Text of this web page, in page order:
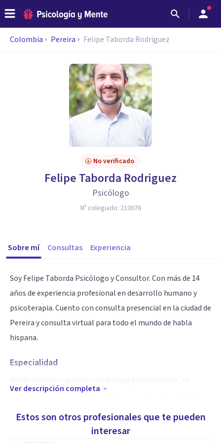
Colombia Pereira Felipe Taborda Rodriguez
No verificado
Felipe Taborda Rodriguez
Psicólogo
Nº colegiado: 210076
Sobre mí Consultas Experiencia
Soy Felipe Taborda Psicólogo y Consultor. Con más de 14
años de experiencia profesional en desarrollo humano y
psicoterapia. Cuento con consulta presencial en la ciudad de
Pereira y consulta virtual para todo el mundo de habla
hispana.
Especialidad
acompaño en procesos de gestión emocional, ansiedad,
Ver descripción completa
Estos son otros profesionales que te pueden
interesar